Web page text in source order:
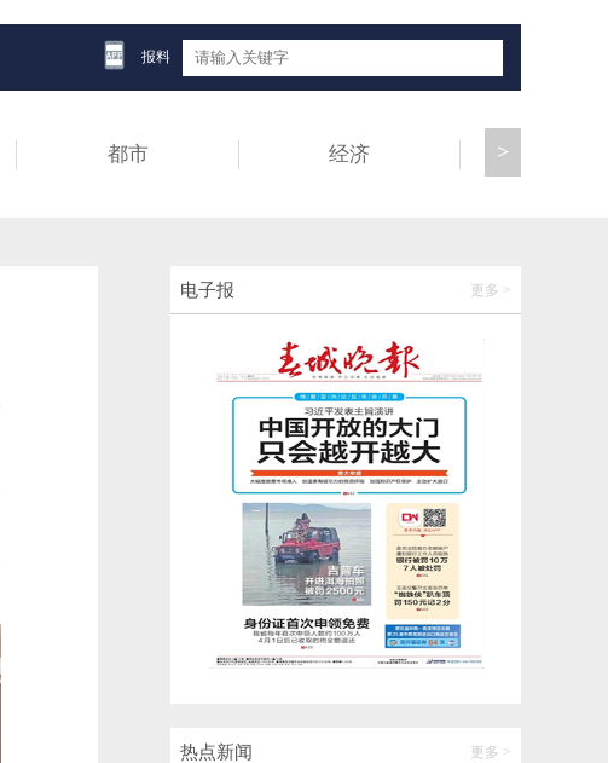
报料
都市 经济 >
电子报 更多 >
热点新闻 更多 >
涨
2026-06-02 19:44:25
戴惠明同志任中共昆明市盘龙区委委员、常
“一车人安全带都是P上去的”，公安部发声
2026-06-02 20:52:29
高山峡谷间，东方大峡谷搭起数字生命线
2026-06-02 20:52:39
明后两天，云南省中东部将出现一次较强降
水天气过程，昆明……
2026-06-02 19:45:02
云南新修订代表法实施办法施行，“入户家